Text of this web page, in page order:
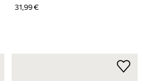
31,99 €